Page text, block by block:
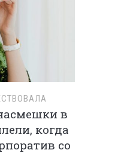
в
когда
со